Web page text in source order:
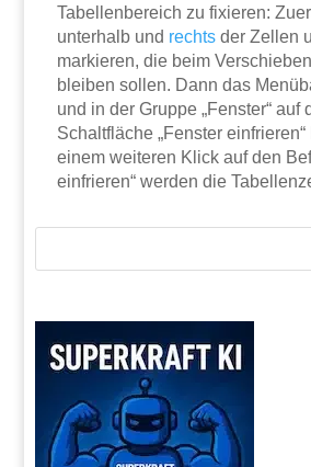
Tabellenbereich zu fixieren:
unterhalb und rechts der Zellen
markieren, die beim
bleiben sollen. Dann das
und in der Gruppe „Fenster“ auf
Schaltfläche „Fenster
einem weiteren Klick auf den
einfrieren“ werden die